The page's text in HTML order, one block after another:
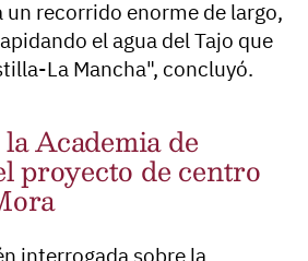
un recorrido enorme de largo,
el agua del Tajo que
La Mancha", concluyó.
Academia de
proyecto de centro
interrogada sobre la